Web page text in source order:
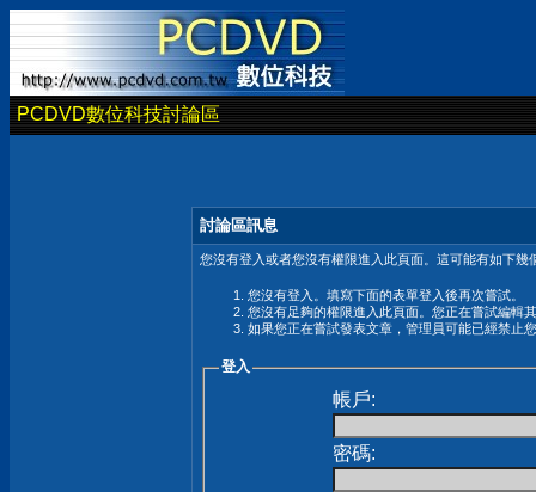
PCDVD數位科技討論區
討論區訊息
您沒有登入或者您沒有權限進入此頁面。這可能有如下幾
您沒有登入。填寫下面的表單登入後再次嘗試。
您沒有足夠的權限進入此頁面。您正在嘗試編輯
如果您正在嘗試發表文章，管理員可能已經禁止
登入
帳戶:
密碼: